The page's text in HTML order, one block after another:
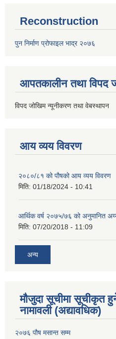
Reconstruction
पुन निर्माण प्रोफाइल भाद्र २०७६
आपतकालीन तथा विपद
विपद जोखिम न्यूनीकरण तथा वेबस्थापन
आय व्यय विवरण
२०८०/८१ को पौषको आय व्यय विवरण
मिति: 01/18/2024 - 10:41
आर्थिक वर्ष २०७५/७६ को अनुमानित
मिति: 07/20/2018 - 11:09
अन्य
मौजुदा सूचीमा सूचीकृत
नामावली (अद्यावधिक)
२०७६ पौष मसान्त सम्म